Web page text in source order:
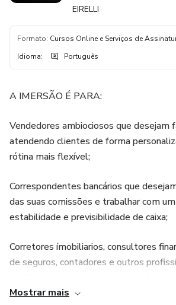
EIRELLI
Formato: Cursos Online e Serviços de
Idioma: Português
A IMERSÃO É PARA:
Vendedores ambiociosos que desejam
atendendo clientes de forma
rótina mais flexível;
Correspondentes bancários que
das suas comissões e trabalhar com
estabilidade e previsibilidade de caixa;
Corretores ímobiliarios, consultores
de seguros, contadores e outros
consórcios como uma opção de
Mostrar mais